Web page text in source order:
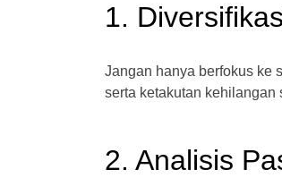
1.
Jangan hanya berfokus ke
serta ketakutan kehilangan
2. Analisis